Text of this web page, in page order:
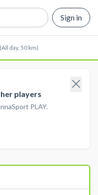
Sign in
day, 50 km)
players
PLAY.